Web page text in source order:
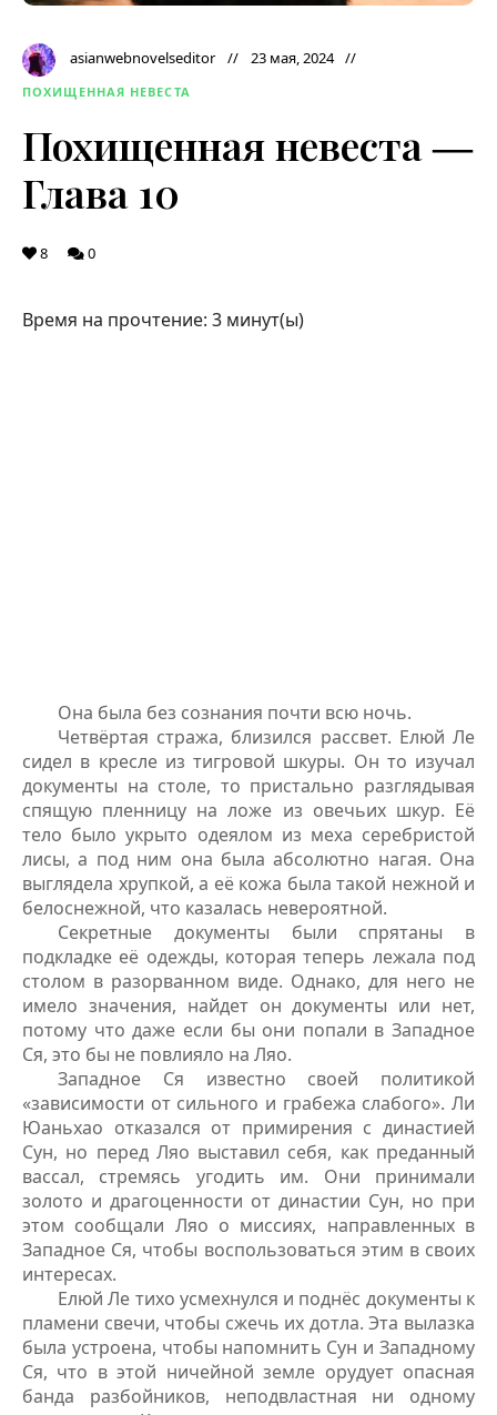
asianwebnovelseditor 23 мая, 2024
ПОХИЩЕННАЯ НЕВЕСТА
Похищенная невеста ―
Глава 10
8 0
Время на прочтение: 3 минут(ы)
Она была без сознания почти всю ночь.
Четвёртая стража, близился рассвет. Елюй Ле
сидел в кресле из тигровой шкуры. Он то изучал
документы на столе, то пристально разглядывая
спящую пленницу на ложе из овечьих шкур. Её
тело было укрыто одеялом из меха серебристой
лисы, а под ним она была абсолютно нагая. Она
выглядела хрупкой, а её кожа была такой нежной и
белоснежной, что казалась невероятной.
Секретные документы были спрятаны в
подкладке её одежды, которая теперь лежала под
столом в разорванном виде. Однако, для него не
имело значения, найдет он документы или нет,
потому что даже если бы они попали в Западное
Ся, это бы не повлияло на Ляо.
Западное Ся известно своей политикой
«зависимости от сильного и грабежа слабого». Ли
Юаньхао отказался от примирения с династией
Сун, но перед Ляо выставил себя, как преданный
вассал, стремясь угодить им. Они принимали
золото и драгоценности от династии Сун, но при
этом сообщали Ляо о миссиях, направленных в
Западное Ся, чтобы воспользоваться этим в своих
интересах.
Елюй Ле тихо усмехнулся и поднёс документы к
пламени свечи, чтобы сжечь их дотла. Эта вылазка
была устроена, чтобы напомнить Сун и Западному
Ся, что в этой ничейной земле орудует опасная
банда разбойников, неподвластная ни одному